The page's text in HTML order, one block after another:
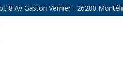
8 Av Gaston Vernier - 26200